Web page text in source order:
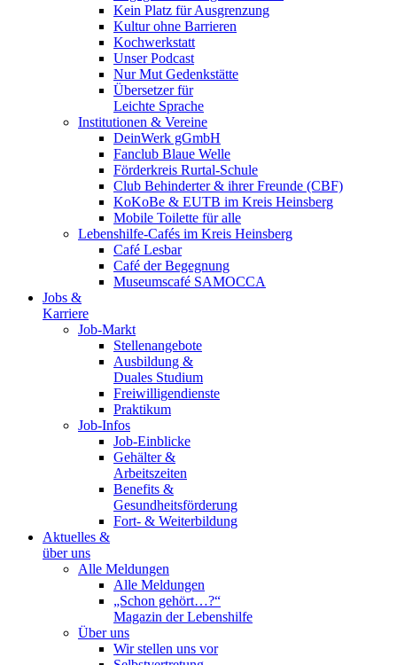
Kein Platz für Ausgrenzung
Kultur ohne Barrieren
Kochwerkstatt
Unser Podcast
Nur Mut Gedenkstätte
Übersetzer für
Leichte Sprache
Institutionen & Vereine
DeinWerk gGmbH
Fanclub Blaue Welle
Förderkreis Rurtal-Schule
Club Behinderter & ihrer Freunde (CBF)
KoKoBe & EUTB im Kreis Heinsberg
Mobile Toilette für alle
Lebenshilfe-Cafés im Kreis Heinsberg
Café Lesbar
Café der Begegnung
Museumscafé SAMOCCA
Jobs &
Karriere
Job-Markt
Stellenangebote
Ausbildung &
Duales Studium
Freiwilligendienste
Praktikum
Job-Infos
Job-Einblicke
Gehälter &
Arbeitszeiten
Benefits &
Gesundheitsförderung
Fort- & Weiterbildung
Aktuelles &
über uns
Alle Meldungen
Alle Meldungen
„Schon gehört…?“
Magazin der Lebenshilfe
Über uns
Wir stellen uns vor